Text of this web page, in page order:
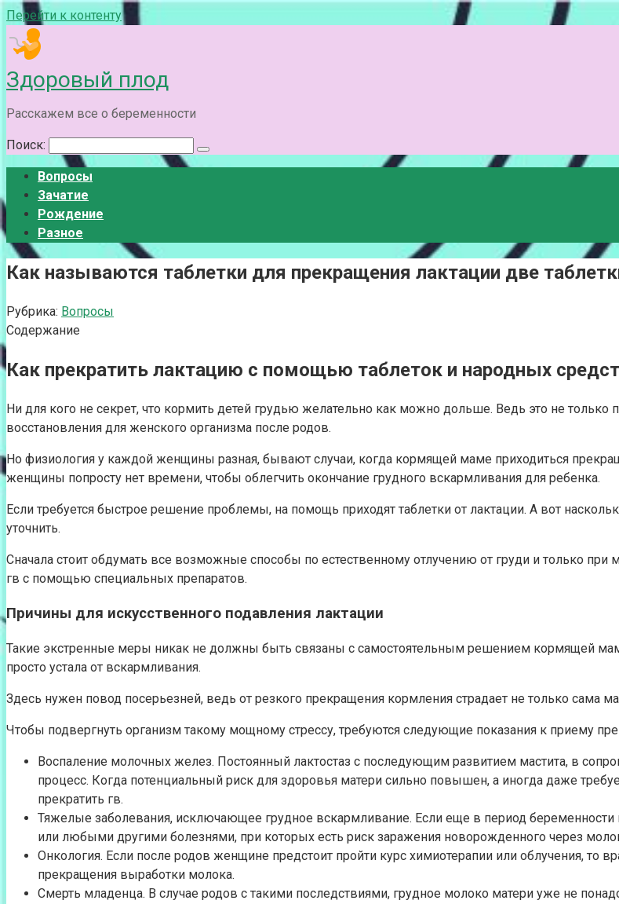
Перейти к контенту
Здоровый плод
Расскажем все о беременности
Поиск:
Вопросы
Зачатие
Рождение
Разное
Как называются таблетки для прекращения лактации две
Рубрика: Вопросы
Содержание
Как прекратить лактацию с помощью таблеток и народных
Ни для кого не секрет, что кормить детей грудью желательно как можно дольше. Ведь это не только
восстановления для женского организма после родов.
Но физиология у каждой женщины разная, бывают случаи, когда кормящей маме приходиться
женщины попросту нет времени, чтобы облегчить окончание грудного вскармливания для ребенка.
Если требуется быстрое решение проблемы, на помощь приходят таблетки от лактации. А вот
уточнить.
Сначала стоит обдумать все возможные способы по естественному отлучению от груди и только
гв с помощью специальных препаратов.
Причины для искусственного подавления лактации
Такие экстренные меры никак не должны быть связаны с самостоятельным решением кормящей
просто устала от вскармливания.
Здесь нужен повод посерьезней, ведь от резкого прекращения кормления страдает не только сама
Чтобы подвергнуть организм такому мощному стрессу, требуются следующие показания к приему
Воспаление молочных желез. Постоянный лактостаз с последующим развитием мастита, в
процесс. Когда потенциальный риск для здоровья матери сильно повышен, а иногда даже
прекратить гв.
Тяжелые заболевания, исключающее грудное вскармливание. Если еще в период
или любыми другими болезнями, при которых есть риск заражения новорожденного через
Онкология. Если после родов женщине предстоит пройти курс химиотерапии или облучения, то
прекращения выработки молока.
Смерть младенца. В случае родов с такими последствиями, грудное молоко матери уже не